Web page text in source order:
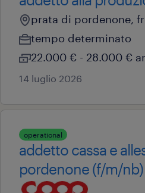
prata di pordenone,
tempo determinato
22.000 € - 28.000 €
14 luglio 2026
operational
addetto cassa e
pordenone (f/m/nb)